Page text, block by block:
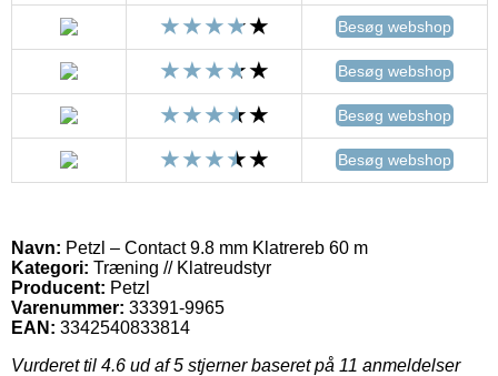
Besøg webshop
Besøg webshop
Besøg webshop
Besøg webshop
Navn: Petzl – Contact 9.8 mm Klatrereb 60 m
Kategori: Træning // Klatreudstyr
Producent: Petzl
Varenummer: 33391-9965
EAN: 3342540833814
Vurderet til 4.6 ud af 5 stjerner baseret på 11 anmeldelser